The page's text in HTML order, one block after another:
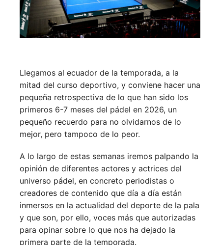
Llegamos al ecuador de la temporada, a la
mitad del curso deportivo, y conviene hacer una
pequeña retrospectiva de lo que han sido los
primeros 6-7 meses del pádel en 2026, un
pequeño recuerdo para no olvidarnos de lo
mejor, pero tampoco de lo peor.
A lo largo de estas semanas iremos palpando la
opinión de diferentes actores y actrices del
universo pádel, en concreto periodistas o
creadores de contenido que día a día están
inmersos en la actualidad del deporte de la pala
y que son, por ello, voces más que autorizadas
para opinar sobre lo que nos ha dejado la
primera parte de la temporada.